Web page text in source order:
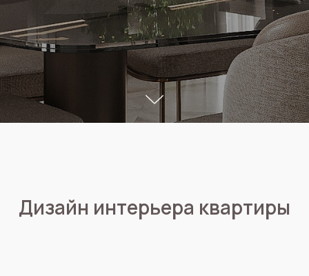
Дизайн интерьера квартиры